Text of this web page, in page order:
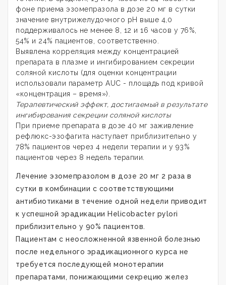
фоне приема эзомепразола в дозе 20 мг в сутки
значение внутрижелудочного рН выше 4,0
поддерживалось не менее 8, 12 и 16 часов у 76%,
54% и 24% пациентов, соответственно.
Выявлена корреляция между концентрацией
препарата в плазме и ингибированием секреции
соляной кислоты (для оценки концентрации
использовали параметр AUC - площадь под кривой
«концентрация – время»).
Терапевтический эффект, достигаемый в результате
ингибирования секреции соляной кислоты
При приеме препарата в дозе 40 мг заживление
рефлюкс-эзофагита наступает приблизительно у
78% пациентов через 4 недели терапии и у 93%
пациентов через 8 недель терапии.
Лечение эзомепразолом в дозе 20 мг 2 раза в
сутки в комбинации с соответствующими
антибиотиками в течение одной недели приводит
к успешной эрадикации Helicobacter pylori
приблизительно у 90% пациентов.
Пациентам с неосложненной язвенной болезнью
после недельного эрадикационного курса не
требуется последующей монотерапии
препаратами, понижающими секрецию желез